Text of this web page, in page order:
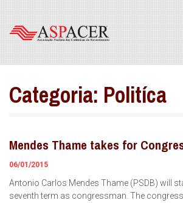
Categoria: Politíca
Mendes Thame takes for
06/01/2015
Antonio Carlos Mendes Thame (PSDB) will
seventh term as congressman. The